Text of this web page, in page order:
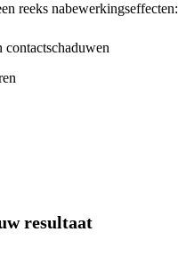
reeks nabewerkingseffecten:
contactschaduwen
resultaat